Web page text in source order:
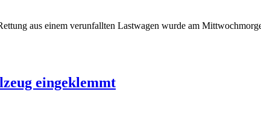
aus einem verunfallten Lastwagen wurde am
eingeklemmt